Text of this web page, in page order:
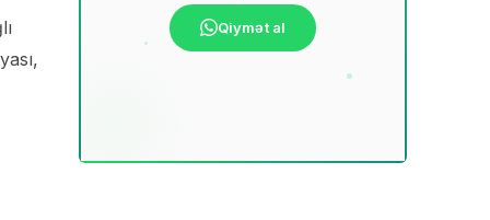
Qiymət al